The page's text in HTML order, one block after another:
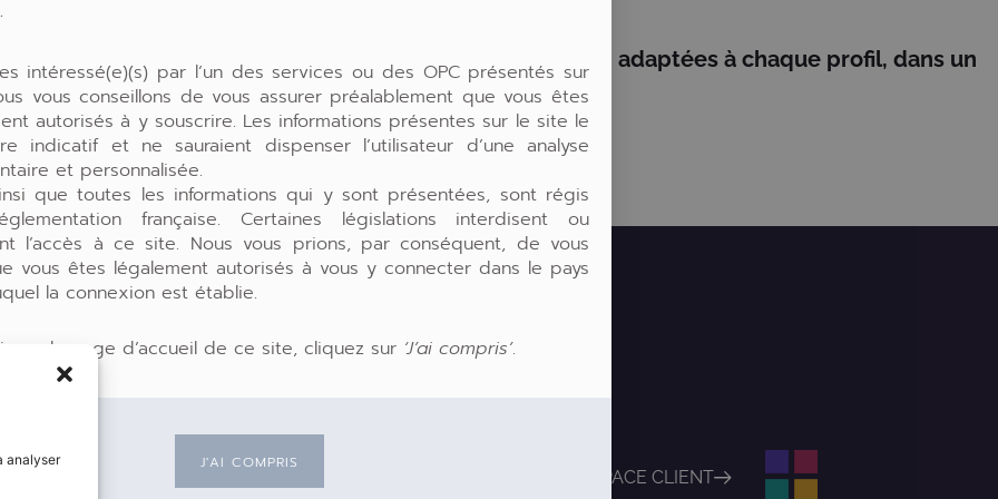
analyser
: proposer des solutions d’investissement diversifiées, adaptées à chaque profil, dans un
MENTIONS LÉGALES
POLITIQUE DE CONFIDENTIALITÉ ESPACE CLIENT
intéressé(e)(s) par l’un des services ou des OPC présentés sur
vous conseillons de vous assurer préalablement que vous êtes
autorisés à y souscrire. Les informations présentes sur le site le
indicatif et ne sauraient dispenser l’utilisateur d’une analyse
et personnalisée.
que toutes les informations qui y sont présentées, sont régis
française. Certaines législations interdisent ou
l’accès à ce site. Nous vous prions, par conséquent, de vous
vous êtes légalement autorisés à vous y connecter dans le pays
la connexion est établie.
sur la page d’accueil de ce site, cliquez sur ‘J’ai compris’.
J'AI COMPRIS